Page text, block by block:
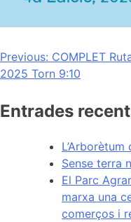
Navegación
de
entradas
Previous: COMPLET
2025 Torn 9:10
Entrades
L’Arborètum
Sense terra
El Parc
marxa una
comerços i